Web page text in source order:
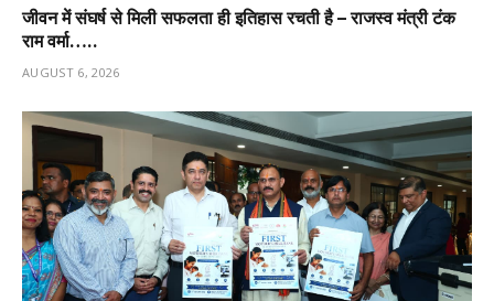
जीवन में संघर्ष से मिली सफलता ही इतिहास रचती है – राजस्व मंत्री टंक
राम वर्मा…..
AUGUST 6, 2026